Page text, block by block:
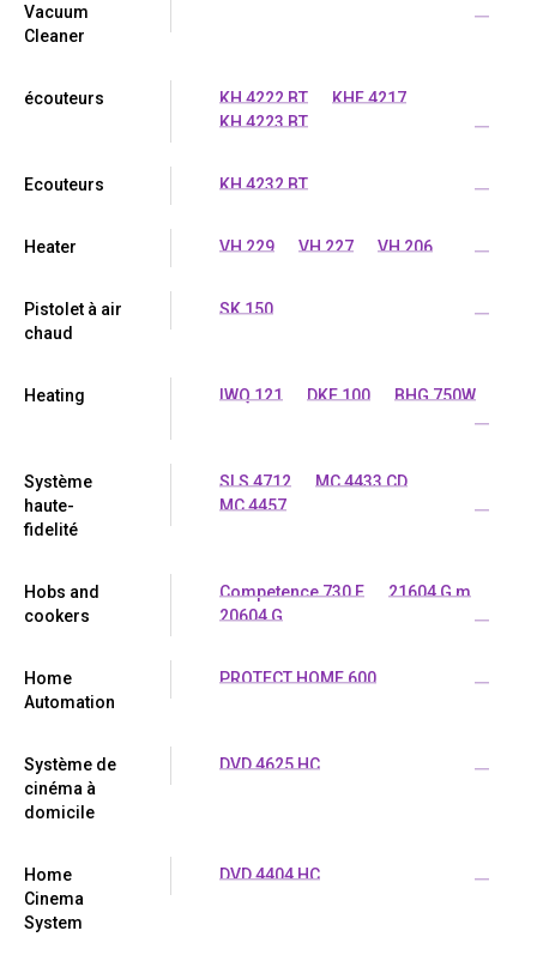
Vacuum
Cleaner
...
écouteurs KH 4222 BT
KHF 4217
KH 4223 BT
...
Ecouteurs KH 4232 BT ...
Heater VH 229 VH 227 VH 206 ...
Pistolet à air
chaud
SK 150 ...
Heating IWQ 121 DKE 100
BHG 750W
...
Système
haute-
fidelité
SLS 4712
MC 4433 CD
MC 4457
...
Hobs and
cookers
Competence 730 E
21604 G m
20604 G
...
Home
Automation
PROTECT HOME 600 ...
Système de
cinéma à
domicile
DVD 4625 HC ...
Home
Cinema
System
DVD 4404 HC ...